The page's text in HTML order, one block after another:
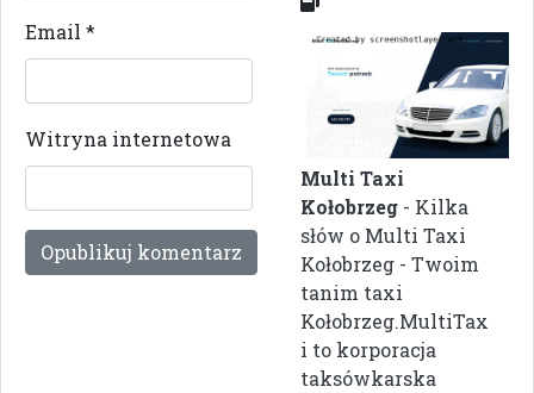
Email *
Witryna internetowa
Multi Taxi
Kołobrzeg - Kilka
słów o Multi Taxi
Kołobrzeg - Twoim
tanim taxi
Kołobrzeg.MultiTax
i to korporacja
taksówkarska